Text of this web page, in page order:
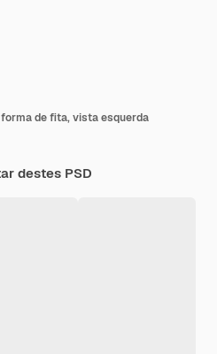
de fita, vista esquerda
destes PSD